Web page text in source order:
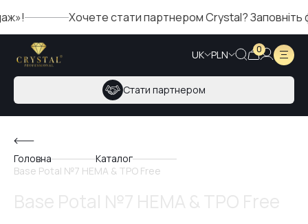
Хочете стати партнером Crystal? Заповніть
UK PLN 0
Стати партнером
Головна
Каталог
Base Potal №7 HEMA & TPO Free